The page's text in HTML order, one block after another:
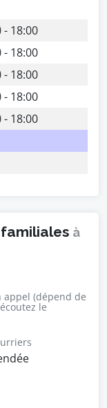
- 18:00
- 18:00
- 18:00
- 18:00
- 18:00
à
appel (dépend de
le